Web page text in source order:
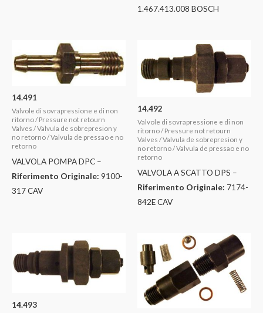
1.467.413.008 BOSCH
14.491
Valvole di sovrapressione e di non
ritorno / Pressure not retourn
Valves / Valvula de sobrepresion y
no retorno / Valvula de pressao e no
retorno
VALVOLA POMPA DPC –
Riferimento Originale: 9100-
317 CAV
14.492
Valvole di sovrapressione e di non
ritorno / Pressure not retourn
Valves / Valvula de sobrepresion y
no retorno / Valvula de pressao e no
retorno
VALVOLA A SCATTO DPS –
Riferimento Originale: 7174-
842E CAV
14.493